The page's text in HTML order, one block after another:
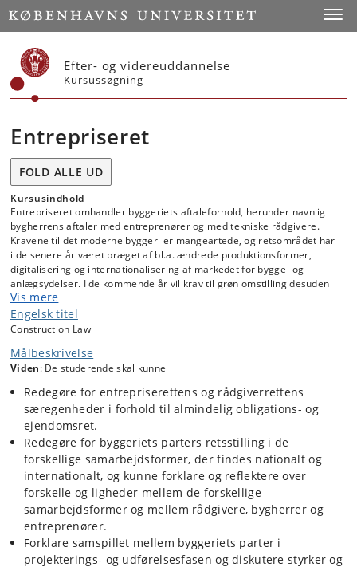
Start
Efter- og videreuddannelse
Kursussøgning
Entrepriseret
FOLD ALLE UD
Kursusindhold
Entrepriseret omhandler byggeriets aftaleforhold, herunder navnlig
bygherrens aftaler med entreprenører og med tekniske rådgivere.
Kravene til det moderne byggeri er mangeartede, og retsområdet har
i de senere år været præget af bl.a. ændrede produktionsformer,
digitalisering og internationalisering af markedet for bygge- og
anlægsydelser. I de kommende år vil krav til grøn omstilling desuden
forventeligt få en stor betydning. Entrepriseretten omfatter i dag såvel
simple håndværksaftaler som komplekse, agile og sammensatte
kontrakter, der danner grundlag for langvarige og omfattende
omfang reguleres af traditionelle udførelsesaftaler, udfordrer de
større projekter og de komplekse krav, der stilles hertil, mange af
entrepriserettens etablerede regler og principper. Entrepriseret er på
én gang et alment formueretligt fag, en specialiseret disciplin og et
fag med et betydeligt akademisk potentiale. Faget har et tværfagligt
fokus (bl.a. imod rådgiverretten, IT-kontraktretten, internationale
kontrakter og procesretten), og etablerer forståelse af økonomiske
forudsætninger for byggeprojekter og for det praktiske samspil
mellem jura og teknik. De studerende opnår et indgående kendskab til
AB-systemets regler. Der arbejdes med grundlæggende
entrepriseretlige regler om aftalernes indgåelse, fastlæggelse af
entreprenørens og rådgiverens ydelse, ændringer og forstyrrelser af
entreprisen, tidsmæssige forpligtelser, mangler, forsinkelse,
beføjelser, ansvar og tvisteløsning.
Vis mere
Engelsk titel
Construction Law
Målbeskrivelse
Viden: De studerende skal kunne
Redegøre for entrepriserettens og rådgiverrettens
særegenheder i forhold til almindelig obligations- og
ejendomsret.
Redegøre for byggeriets parters retsstilling i de
forskellige samarbejdsformer, der findes nationalt og
internationalt, og kunne forklare og reflektere over
forskelle og ligheder mellem de forskellige
samarbejdsformer og mellem rådgivere, bygherrer og
entreprenører.
Forklare samspillet mellem byggeriets parter i
projekterings- og udførelsesfasen og diskutere styrker og